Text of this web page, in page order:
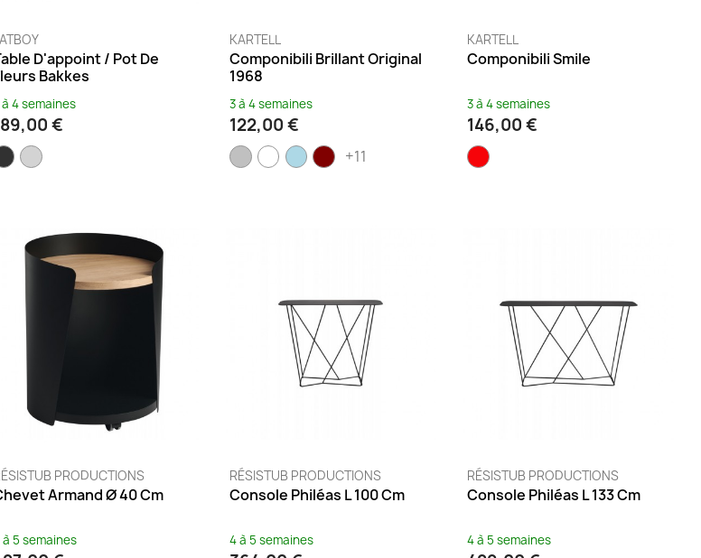
D'appoint / Pot De
Bakkes
à 4 semaines
€
KARTELL
Componibili Brillant Original
1968
3 à 4 semaines
122,00 €
+11
KARTELL
Componibili Smile
3 à 4 semaines
146,00 €
PRODUCTIONS
Armand Ø 40 Cm
à 5 semaines
RÉSISTUB PRODUCTIONS
Console Philéas L 100 Cm
4 à 5 semaines
RÉSISTUB PRODUCTIONS
Console Philéas L 133 Cm
4 à 5 semaines